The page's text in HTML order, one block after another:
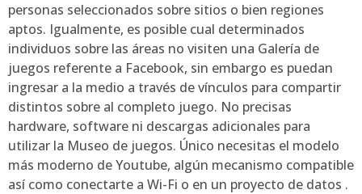
personas seleccionados sobre sitios o bien regiones
aptos. Igualmente, es posible cual determinados
individuos sobre las áreas no visiten una Galería de
juegos referente a Facebook, sin embargo es puedan
ingresar a la medio a través de vínculos para compartir
distintos sobre al completo juego. No precisas
hardware, software ni descargas adicionales para
utilizar la Museo de juegos. Único necesitas el modelo
más moderno de Youtube, algún mecanismo compatible
así­ como conectarte a Wi-Fi o en un proyecto de datos .